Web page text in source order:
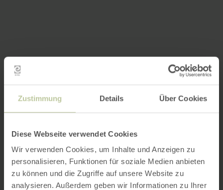
Zustimmung Details Über Cookies
Diese Webseite verwendet Cookies
Wir verwenden Cookies, um Inhalte und Anzeigen zu
personalisieren, Funktionen für soziale Medien anbieten
zu können und die Zugriffe auf unsere Website zu
analysieren. Außerdem geben wir Informationen zu Ihrer